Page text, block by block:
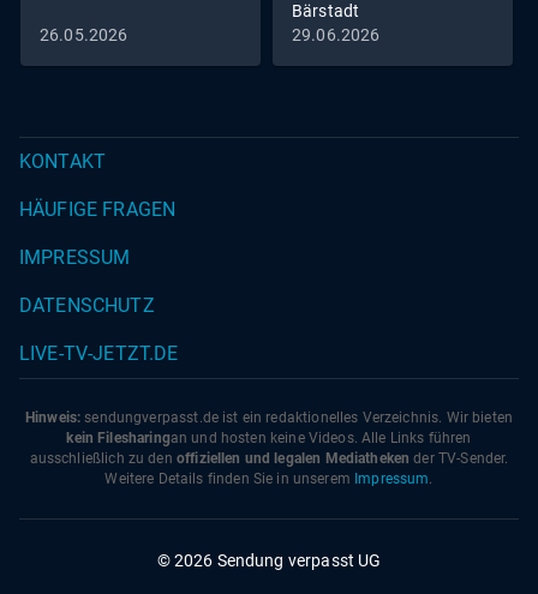
26.05.2026
Bärstadt
29.06.2026
KONTAKT
HÄUFIGE FRAGEN
IMPRESSUM
DATENSCHUTZ
LIVE-TV-JETZT.DE
Hinweis: sendungverpasst.de ist ein redaktionelles Verzeichnis. Wir bieten
kein Filesharingan und hosten keine Videos. Alle Links führen
ausschließlich zu den offiziellen und legalen Mediatheken der TV-Sender.
Weitere Details finden Sie in unserem Impressum.
© 2026 Sendung verpasst UG